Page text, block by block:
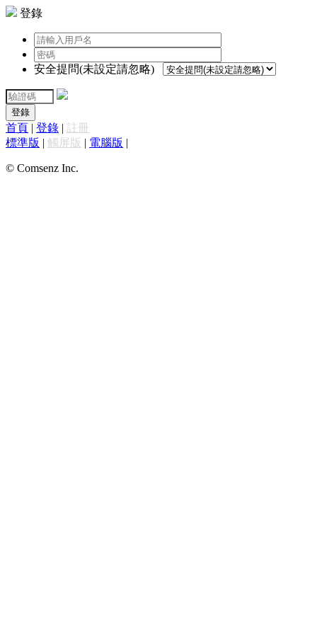
登錄
安全提問(未設定請忽略)
登錄
首頁 | 登錄 | 註冊
標準版 | 觸屏版 | 電腦版 |
© Comsenz Inc.